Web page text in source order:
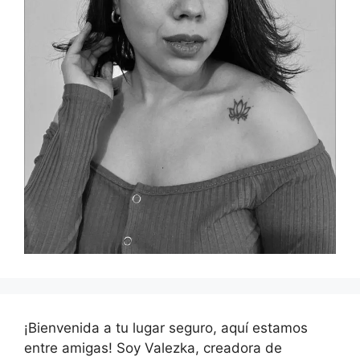
¡Bienvenida a tu lugar seguro, aquí estamos
entre amigas! Soy Valezka, creadora de